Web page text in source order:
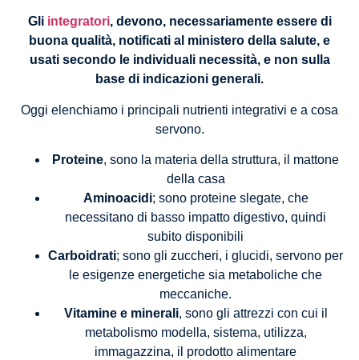
Gli integratori, devono, necessariamente essere di
buona qualità, notificati al ministero della salute, e
usati secondo le individuali necessità, e non sulla
base di indicazioni generali.
Oggi elenchiamo i principali nutrienti integrativi e a cosa
servono.
Proteine, sono la materia della struttura, il mattone
della casa
Aminoacidi; sono proteine slegate, che
necessitano di basso impatto digestivo, quindi
subito disponibili
Carboidrati; sono gli zuccheri, i glucidi, servono per
le esigenze energetiche sia metaboliche che
meccaniche.
Vitamine e minerali, sono gli attrezzi con cui il
metabolismo modella, sistema, utilizza,
immagazzina, il prodotto alimentare